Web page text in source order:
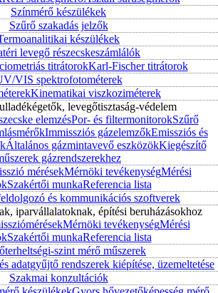
Színmérő készülékek
Szűrő szakadás jelzők
készülékek
levegő részecskeszámlálók
titrátorokKarl-Fischer titrátorok
VIS spektrofotométerek
Kinematikai viszkoziméterek
levegőtisztaság-védelem
elemzésPor- és filtermonitorokSzűrő
Immissziós gázelemzőkEmissziós és
Általános gázmintavevő eszközökKiegészítő
gázrendszerekhez
mérésekMérnöki tevékenységMérési
Szakértői munkaReferencia lista
és kommunikációs szoftverek
iparvállalatoknak, építési beruházásokhoz
Mérnöki tevékenységMérési
Szakértői munkaReferencia lista
szint mérő műszerek
adatgyűjtő rendszerek kiépítése, üzemeltetése
Szakmai konzultációk